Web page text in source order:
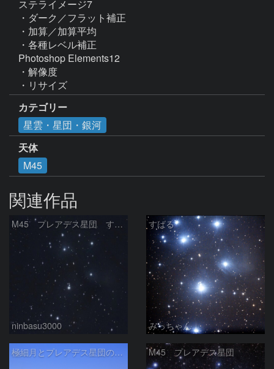
ステライメージ7
・ダーク／フラット補正
・加算／加算平均
・各種レベル補正
Photoshop Elements12
・解像度
・リサイズ
カテゴリー
星雲・星団・銀河
天体
M45
関連作品
M45 プレアデス星団 すばる
ninbasu3000
すばる
みっちゃん
極細月とプレアデス星団の接近 M45 プレアデス星団